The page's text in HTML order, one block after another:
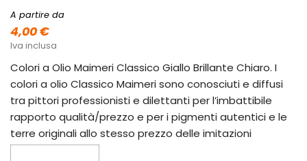
A partire da
4,00 €
Iva inclusa
Colori a Olio Maimeri Classico Giallo Brillante Chiaro. I
colori a olio Classico Maimeri sono conosciuti e diffusi
tra pittori professionisti e dilettanti per l’imbattibile
rapporto qualità/prezzo e per i pigmenti autentici e le
terre originali allo stesso prezzo delle imitazioni